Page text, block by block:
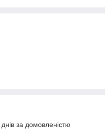
за домовленістю